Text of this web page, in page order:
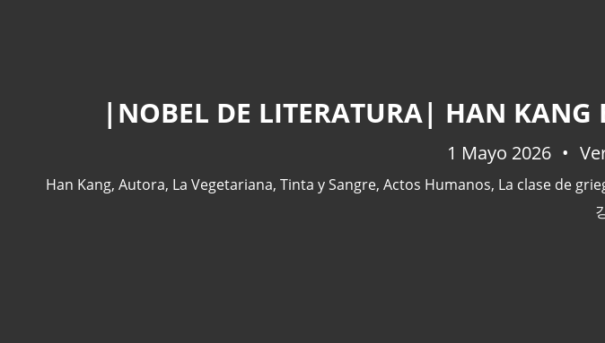
|NOBEL DE LITERATURA| HAN KANG
1 Mayo 2026
Han Kang, Autora, La Vegetariana, Tinta y Sangre, Actos Humanos, La clase de